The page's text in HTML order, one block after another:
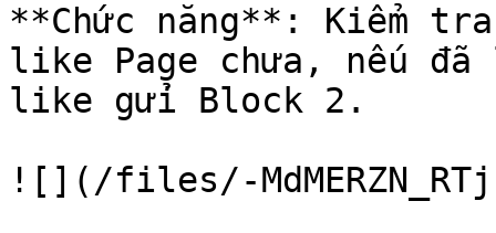
**Chức năng**: Kiểm
like Page chưa, nếu
like gửi Block 2.
![](/files/-